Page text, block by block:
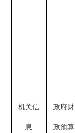
机关信
息
政府财
政预算